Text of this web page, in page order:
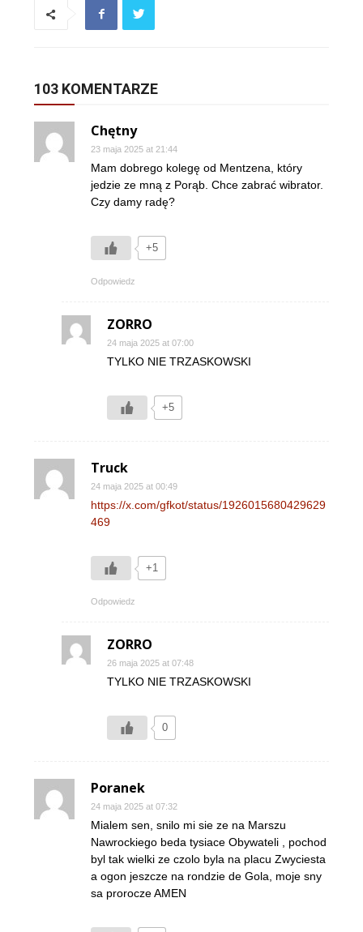
103 KOMENTARZE
Chętny
23 maja 2025 at 21:44
Mam dobrego kolegę od Mentzena, który
jedzie ze mną z Porąb. Chce zabrać wibrator.
Czy damy radę?
+5
Odpowiedz
ZORRO
24 maja 2025 at 07:00
TYLKO NIE TRZASKOWSKI
+5
Truck
24 maja 2025 at 00:49
https://x.com/gfkot/status/1926015680429629
469
+1
Odpowiedz
ZORRO
26 maja 2025 at 07:48
TYLKO NIE TRZASKOWSKI
0
Poranek
24 maja 2025 at 07:32
Mialem sen, snilo mi sie ze na Marszu
Nawrockiego beda tysiace Obywateli , pochod
byl tak wielki ze czolo byla na placu Zwyciesta
a ogon jeszcze na rondzie de Gola, moje sny
sa prorocze AMEN